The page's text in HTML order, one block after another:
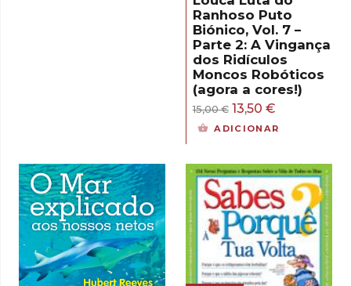
Ranhoso Puto
Biónico, Vol. 7 –
Parte 2: A Vingança
dos Ridículos
Moncos Robóticos
(agora a cores!)
15,00€ O
preço
era:
15,00 €.
13,50 €O
preço
é:
13,50 €.
ADICIONAR